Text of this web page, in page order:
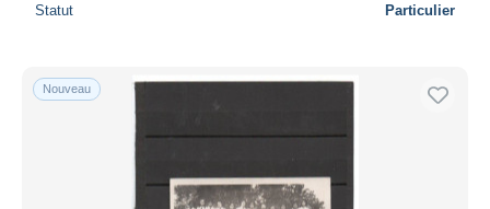
Statut Particulier
Nouveau